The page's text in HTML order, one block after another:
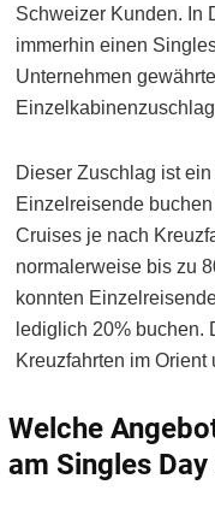
Schweizer Kunden. In
immerhin einen
Unternehmen
Dieser Zuschlag ist
Einzelreisende
Cruises je nach
normalerweise bis zu
konnten
lediglich 20% buchen.
Kreuzfahrten im Orient
Welche
am Singles